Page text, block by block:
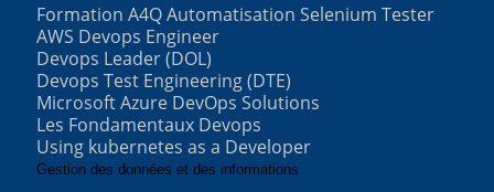
Formation A4Q Automatisation Selenium Tester
AWS Devops Engineer
Devops Leader (DOL)
Devops Test Engineering (DTE)
Microsoft Azure DevOps Solutions
Les Fondamentaux Devops
Using kubernetes as a Developer
Gestion des données et des informations